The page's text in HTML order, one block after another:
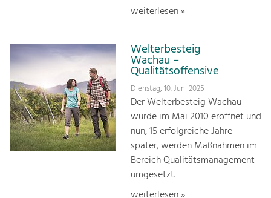
weiterlesen »
Welterbesteig
Wachau –
Qualitätsoffensive
Dienstag, 10. Juni 2025
Der Welterbesteig Wachau
wurde im Mai 2010 eröffnet und
nun, 15 erfolgreiche Jahre
später, werden Maßnahmen im
Bereich Qualitätsmanagement
umgesetzt.